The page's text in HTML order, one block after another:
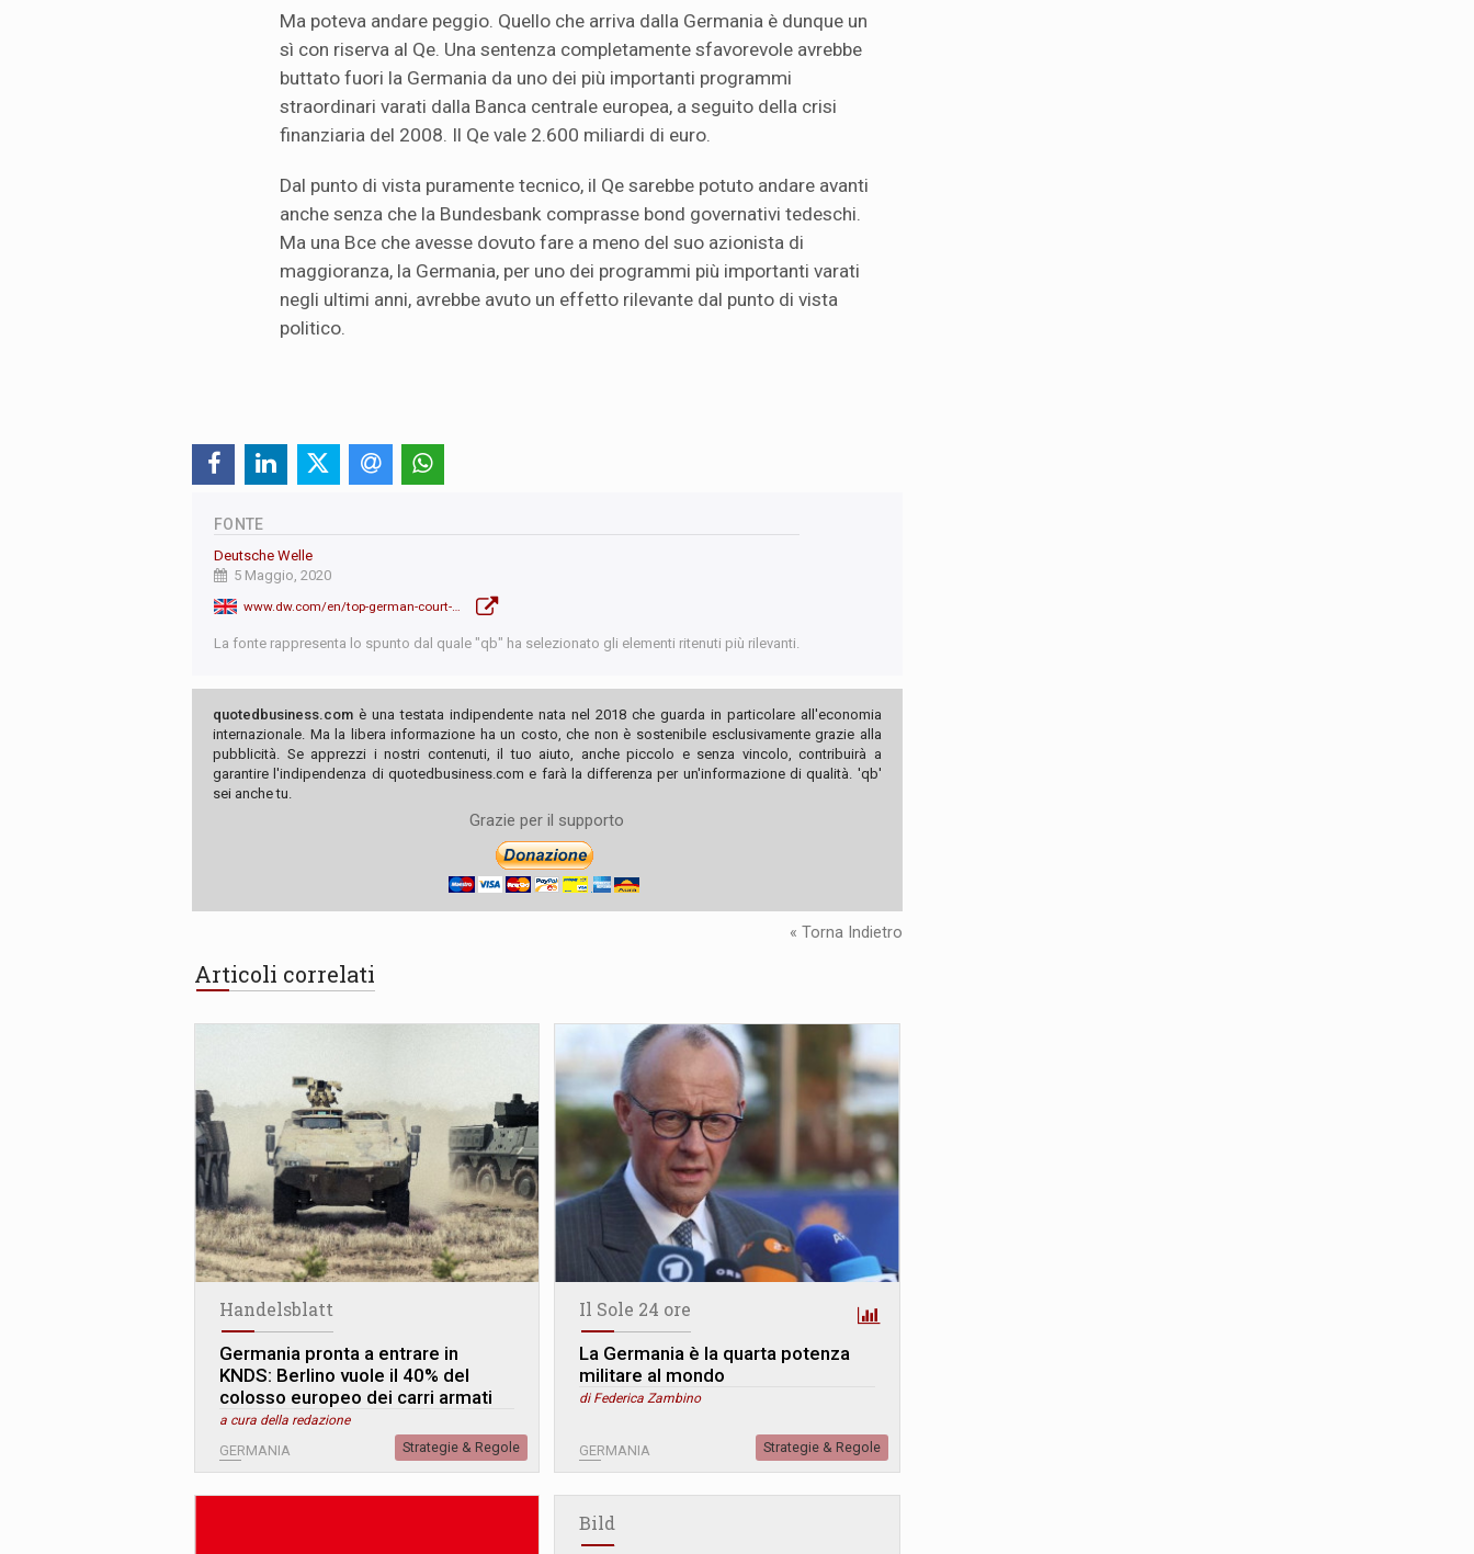
Ma poteva andare peggio. Quello che arriva dalla Germania è dunque un
sì con riserva al Qe. Una sentenza completamente sfavorevole avrebbe
buttato fuori la Germania da uno dei più importanti programmi
straordinari varati dalla Banca centrale europea, a seguito della crisi
finanziaria del 2008. Il Qe vale 2.600 miliardi di euro.
Dal punto di vista puramente tecnico, il Qe sarebbe potuto andare avanti
anche senza che la Bundesbank comprasse bond governativi tedeschi.
Ma una Bce che avesse dovuto fare a meno del suo azionista di
maggioranza, la Germania, per uno dei programmi più importanti varati
negli ultimi anni, avrebbe avuto un effetto rilevante dal punto di vista
politico.
FONTE
Deutsche Welle
5 Maggio, 2020
www.dw.com/en/top-german-court-says-ecb-bond-buying-scheme-partially-contravenes-the-law/a-53333374
La fonte rappresenta lo spunto dal quale "qb" ha selezionato gli elementi ritenuti più rilevanti.
quotedbusiness.com è una testata indipendente nata nel 2018 che guarda in particolare all'economia
internazionale. Ma la libera informazione ha un costo, che non è sostenibile esclusivamente grazie alla
pubblicità. Se apprezzi i nostri contenuti, il tuo aiuto, anche piccolo e senza vincolo, contribuirà a
garantire l'indipendenza di quotedbusiness.com e farà la differenza per un'informazione di qualità. 'qb'
sei anche tu.
Grazie per il supporto
« Torna Indietro
Articoli correlati
Handelsblatt
Germania pronta a entrare in
KNDS: Berlino vuole il 40% del
colosso europeo dei carri armati
a cura della redazione
GERMANIA Strategie & Regole
Il Sole 24 ore
La Germania è la quarta potenza
militare al mondo
di Federica Zambino
GERMANIA Strategie & Regole
Bild